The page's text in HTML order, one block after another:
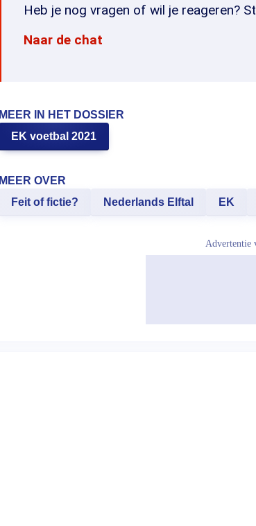
Heb je nog vragen of wil je reageren?
Naar de chat
MEER IN HET DOSSIER
EK voetbal 2021
MEER OVER
Feit of fictie?
Nederlands Elftal EK
Advertentie